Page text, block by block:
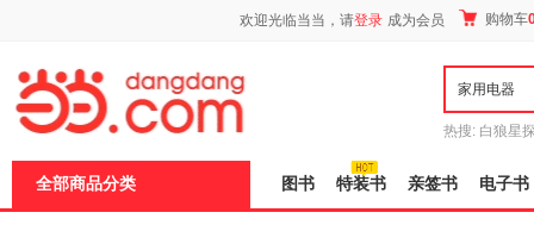
欢迎光临当当，请登录 成为会员 购物车
热搜: 白狼星
全部商品分类 图书 特装书 亲签书 电子书
页